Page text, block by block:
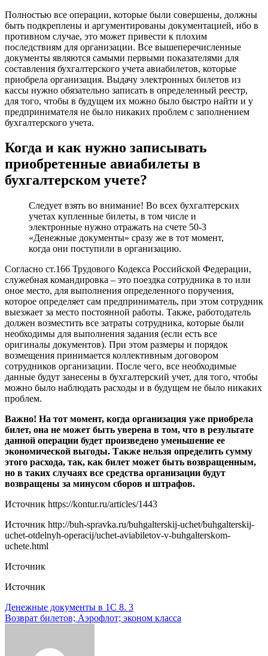
Полностью все операции, которые были совершены, должны
быть подкреплены и аргументированы документацией, ибо в
противном случае, это может привести к плохим
последствиям для организации. Все вышеперечисленные
документы являются самыми первыми показателями для
составления бухгалтерского учета авиабилетов, которые
приобрела организация. Выдачу электронных билетов из
кассы нужно обязательно записать в определенный реестр,
для того, чтобы в будущем их можно было быстро найти и у
предпринимателя не было никаких проблем с заполнением
бухгалтерского учета.
Когда и как нужно записывать
приобретенные авиабилеты в
бухгалтерском учете?
Следует взять во внимание! Во всех бухгалтерских
учетах купленные билеты, в том числе и
электронные нужно отражать на счете 50-3
«Денежные документы» сразу же в тот момент,
когда они поступили в организацию.
Согласно ст.166 Трудового Кодекса Российской Федерации,
служебная командировка – это поездка сотрудника в то или
оное место, для выполнения определенного поручения,
которое определяет сам предприниматель, при этом сотрудник
выезжает за место постоянной работы. Также, работодатель
должен возместить все затраты сотрудника, которые были
необходимы для выполнения задания (если есть все
оригиналы документов). При этом размеры и порядок
возмещения принимается коллективным договором
сотрудников организации. После чего, все необходимые
данные будут занесены в бухгалтерский учет, для того, чтобы
можно было наблюдать расходы и в будущем не было никаких
проблем.
Важно! На тот момент, когда организация уже приобрела
билет, она не может быть уверена в том, что в результате
данной операции будет произведено уменьшение ее
экономической выгоды. Также нельзя определить сумму
этого расхода, так, как билет может быть возвращенным,
но в таких случаях все средства организации будут
возвращены за минусом сборов и штрафов.
Источник https://kontur.ru/articles/1443
Источник http://buh-spravka.ru/buhgalterskij-uchet/buhgalterskij-
uchet-otdelnyh-operacij/uchet-aviabiletov-v-buhgalterskom-
uchete.html
Источник
Источник
Навигация
по
Денежные документы в 1С 8. 3
Возврат билетов; Аэрофлот; эконом класса